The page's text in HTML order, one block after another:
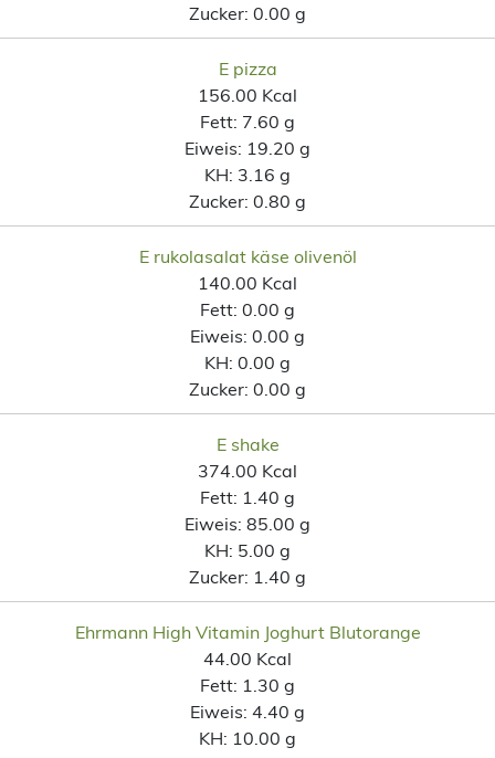
Zucker: 0.00 g
E pizza
156.00 Kcal
Fett: 7.60 g
Eiweis: 19.20 g
KH: 3.16 g
Zucker: 0.80 g
E rukolasalat käse olivenöl
140.00 Kcal
Fett: 0.00 g
Eiweis: 0.00 g
KH: 0.00 g
Zucker: 0.00 g
E shake
374.00 Kcal
Fett: 1.40 g
Eiweis: 85.00 g
KH: 5.00 g
Zucker: 1.40 g
Ehrmann High Vitamin Joghurt Blutorange
44.00 Kcal
Fett: 1.30 g
Eiweis: 4.40 g
KH: 10.00 g